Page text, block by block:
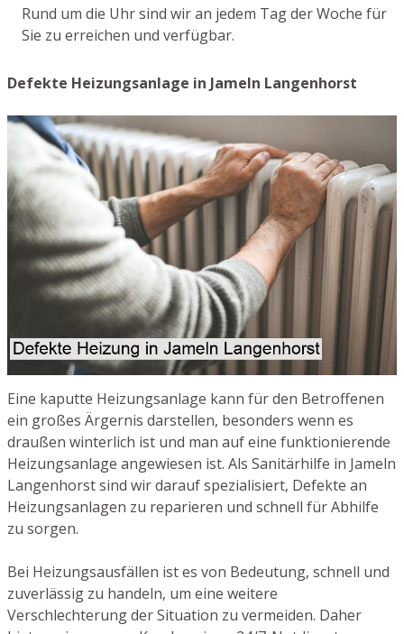
Rund um die Uhr sind wir an jedem Tag der Woche für
Sie zu erreichen und verfügbar.
Defekte Heizungsanlage in Jameln Langenhorst
Eine kaputte Heizungsanlage kann für den Betroffenen
ein großes Ärgernis darstellen, besonders wenn es
draußen winterlich ist und man auf eine funktionierende
Heizungsanlage angewiesen ist. Als Sanitärhilfe in Jameln
Langenhorst sind wir darauf spezialisiert, Defekte an
Heizungsanlagen zu reparieren und schnell für Abhilfe
zu sorgen.
Bei Heizungsausfällen ist es von Bedeutung, schnell und
zuverlässig zu handeln, um eine weitere
Verschlechterung der Situation zu vermeiden. Daher